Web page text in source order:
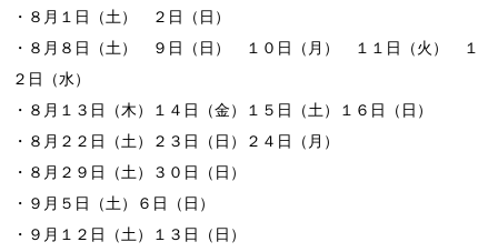
・８月１日（土） ２日（日）
・８月８日（土） ９日（日） １０日（月） １１日（火） １
２日（水）
・８月１３日（木）１４日（金）１５日（土）１６日（日）
・８月２２日（土）２３日（日）２４日（月）
・８月２９日（土）３０日（日）
・９月５日（土）６日（日）
・９月１２日（土）１３日（日）